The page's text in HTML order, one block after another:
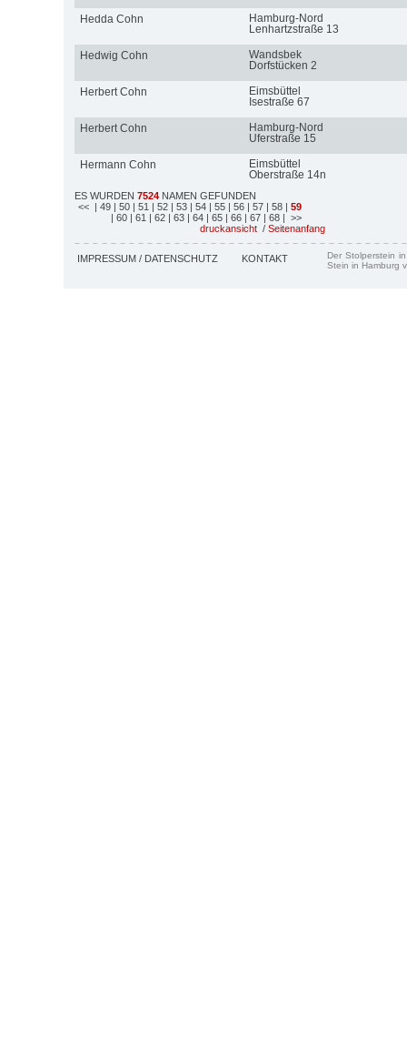
Hedda Cohn
Hamburg-Nord
Lenhartzstraße 13
Hedwig Cohn
Wandsbek
Dorfstücken 2
Herbert Cohn
Eimsbüttel
Isestraße 67
Herbert Cohn
Hamburg-Nord
Uferstraße 15
Hermann Cohn
Eimsbüttel
Oberstraße 14n
ES WURDEN 7524 NAMEN GEFUNDEN
<< | 49 | 50 | 51 | 52 | 53 | 54 | 55 | 56 | 57 | 58 | 59
| 60 | 61 | 62 | 63 | 64 | 65 | 66 | 67 | 68 | >>
druckansicht / Seitenanfang
IMPRESSUM / DATENSCHUTZ KONTAKT
Der Stolperstein
Stein in Hamburg